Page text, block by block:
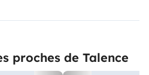
proches de Talence